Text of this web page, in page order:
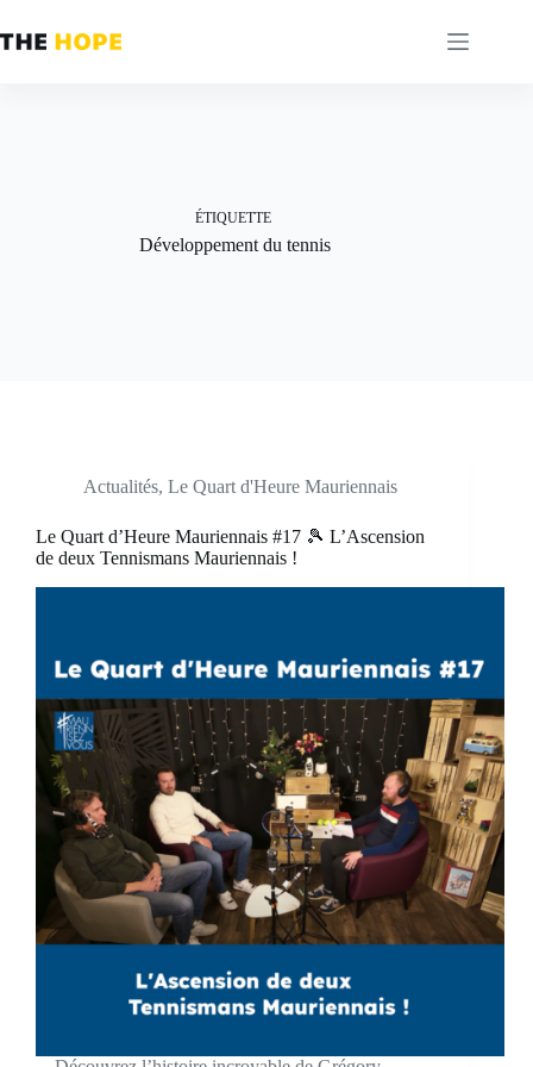
au
contenu
ÉTIQUETTE
Développement du tennis
Actualités, Le Quart d'Heure Mauriennais
Le Quart d’Heure Mauriennais #17 🎾 L’Ascension
de deux Tennismans Mauriennais !